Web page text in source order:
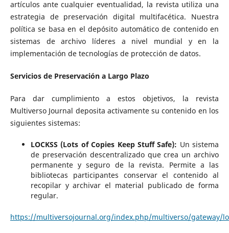
artículos ante cualquier eventualidad, la revista utiliza una
estrategia de preservación digital multifacética. Nuestra
política se basa en el depósito automático de contenido en
sistemas de archivo líderes a nivel mundial y en la
implementación de tecnologías de protección de datos.
Servicios de Preservación a Largo Plazo
Para dar cumplimiento a estos objetivos, la revista
Multiverso Journal deposita activamente su contenido en los
siguientes sistemas:
LOCKSS (Lots of Copies Keep Stuff Safe): Un sistema
de preservación descentralizado que crea un archivo
permanente y seguro de la revista. Permite a las
bibliotecas participantes conservar el contenido al
recopilar y archivar el material publicado de forma
regular.
https://multiversojournal.org/index.php/multiverso/gateway/